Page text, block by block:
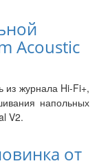
Acoustic
из журнала Hi-Fi+,
напольных
V2.
от